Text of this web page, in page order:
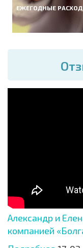
ЕЖЕГОДНЫЕ
Александр и
компанией